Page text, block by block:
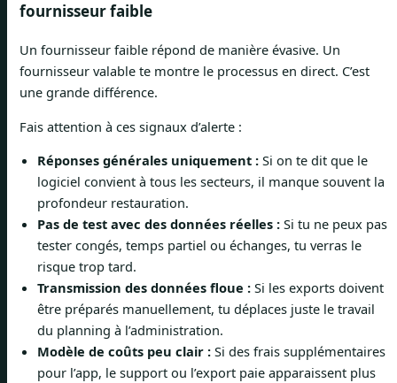
fournisseur faible
Un fournisseur faible répond de manière évasive. Un
fournisseur valable te montre le processus en direct. C’est
une grande différence.
Fais attention à ces signaux d’alerte :
Réponses générales uniquement : Si on te dit que le
logiciel convient à tous les secteurs, il manque souvent la
profondeur restauration.
Pas de test avec des données réelles : Si tu ne peux pas
tester congés, temps partiel ou échanges, tu verras le
risque trop tard.
Transmission des données floue : Si les exports doivent
être préparés manuellement, tu déplaces juste le travail
du planning à l’administration.
Modèle de coûts peu clair : Si des frais supplémentaires
pour l’app, le support ou l’export paie apparaissent plus